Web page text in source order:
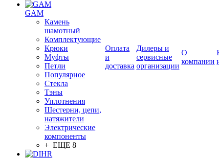
GAM
Камень
шамотный
Комплектующие
Крюки
Муфты
Петли
Популярное
Стекла
Тэны
Уплотнения
Шестерни, цепи,
натяжители
Электрические
компоненты
+ ЕЩЕ 8
Оплата
и
доставка
Дилеры и
сервисные
организации
О
компании